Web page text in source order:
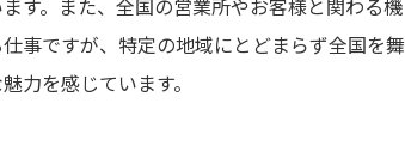
事ですが、特定の地域にとどまらず全国を舞
力を感じています。